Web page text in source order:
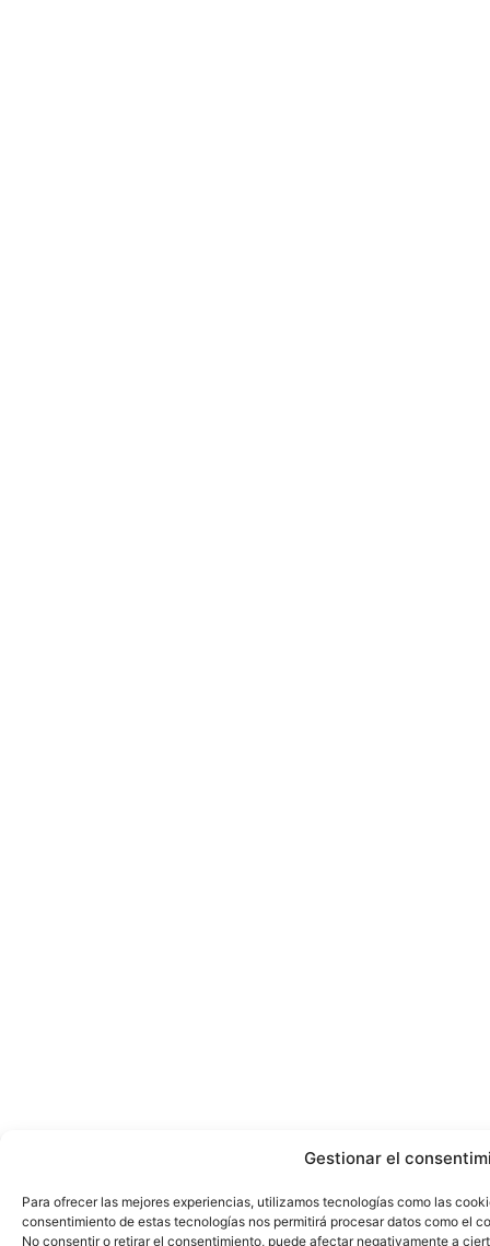
Gestionar el
Para ofrecer las mejores experiencias, utilizamos tecnologías como las
consentimiento de estas tecnologías nos permitirá procesar datos como el
No consentir o retirar el consentimiento, puede afectar negativamente a